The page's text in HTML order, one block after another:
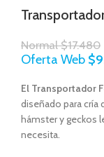
Normal$17.480
Oferta Web $
El Transportador
diseñado para cría
hámster y geckos
necesita.